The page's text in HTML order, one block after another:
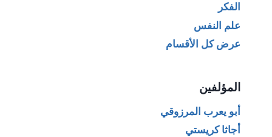
الفكر
علم النفس
عرض كل الأقسام
المؤلفين
أبو يعرب المرزوقي
أجاثا كريستي